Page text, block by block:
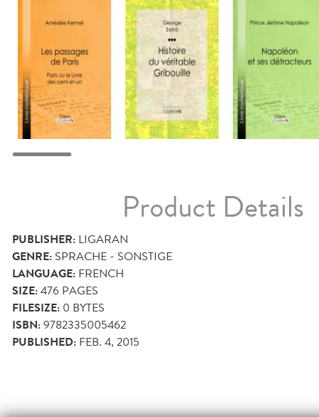
Product Details
PUBLISHER: LIGARAN
GENRE: SPRACHE - SONSTIGE
LANGUAGE: FRENCH
SIZE:476 PAGES
FILESIZE: 0 BYTES
ISBN:9782335005462
PUBLISHED: FEB. 4, 2015